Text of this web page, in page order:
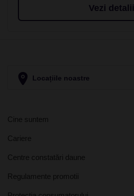
Vezi detalii
Locațiile noastre
Cine suntem
Cariere
Centre constatări daune
Regulamente promotii